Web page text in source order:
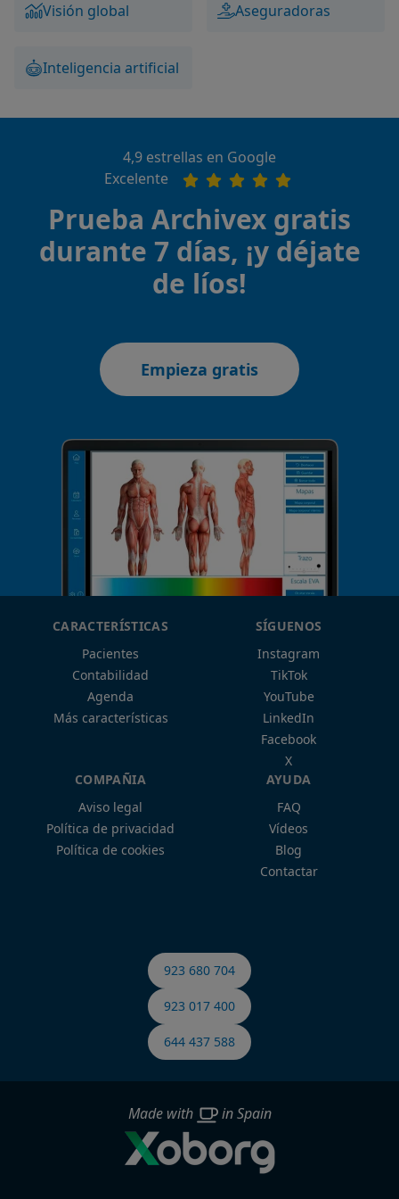
Visión global Aseguradoras
Inteligencia artificial
4,9 estrellas en Google
Excelente
Prueba Archivex gratis
durante 7 días, ¡y déjate
de líos!
Empieza gratis
CARACTERÍSTICAS
Pacientes
Contabilidad
Agenda
Más características
SÍGUENOS
Instagram
TikTok
YouTube
LinkedIn
Facebook
X
COMPAÑIA
Aviso legal
Política de privacidad
Política de cookies
AYUDA
FAQ
Vídeos
Blog
Contactar
923 680 704
923 017 400
644 437 588
Made with in Spain